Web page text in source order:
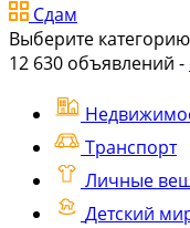
Сдам
Выберите категорию
12 630 объявлений -
Транспорт
Личные
Детский